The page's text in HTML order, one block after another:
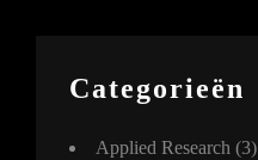
Categorieën
Applied Research (3)